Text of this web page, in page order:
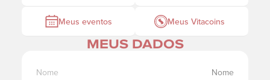
Meus eventos Meus Vitacoins
MEUS DADOS
Nome
Nome